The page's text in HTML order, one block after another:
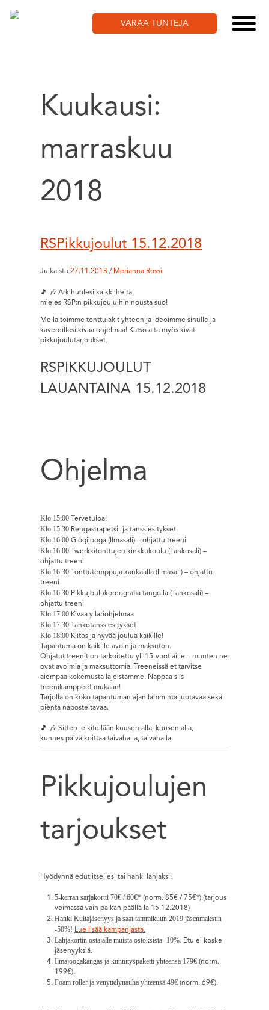
VARAA TUNTEJA
Kuukausi:
marraskuu
2018
RSPikkujoulut 15.12.2018
Julkaistu27.11.2018 / Merianna Rossi
🎵 🎶 Arkihuolesi kaikki heitä,
mieles RSP:n pikkujouluihin nousta suo!
Me laitoimme tonttulakit yhteen ja ideoimme sinulle ja
kavereillesi kivaa ohjelmaa! Katso alta myös kivat
pikkujoulutarjoukset.
RSPIKKUJOULUT
LAUANTAINA 15.12.2018
Ohjelma
Klo 15:00 Tervetuloa!
Klo 15:30 Rengastrapetsi- ja tanssiesitykset
Klo 16:00Glögijooga (Ilmasali) – ohjattu treeni
Klo 16:00 Twerkkitonttujen kinkkukoulu (Tankosali) –
ohjattu treeni
Klo 16:30 Tonttutemppuja kankaalla (Ilmasali) – ohjattu
treeni
Klo 16:30 Pikkujoulukoreografia tangolla (Tankosali) –
ohjattu treeni
Klo 17:00 Kivaa ylläriohjelmaa
Klo 17:30 Tankotanssiesitykset
Klo 18:00 Kiitos ja hyvää joulua kaikille!
Tapahtuma on kaikille avoin ja maksuton.
Ohjatut treenit on tarkoitettu yli 15-vuotiaille – muuten ne
ovat avoimia ja maksuttomia. Treeneissä et tarvitse
aiempaa kokemusta lajeistamme. Nappaa siis
treenikamppeet mukaan!
Tarjolla on koko tapahtuman ajan lämmintä juotavaa sekä
pientä naposteltavaa.
🎵 🎶 Sitten leikitellään kuusen alla, kuusen alla,
kunnes päivä koittaa taivahalla, taivahalla.
Pikkujoulujen
tarjoukset
Hyödynnä edut itsellesi tai hanki lahjaksi!
5-kerran sarjakortti 70€ / 60€*(norm. 85€ / 75€*) (tarjous
voimassa vain paikan päällä la 15.12.2018)
Hanki Kultajäsenyys ja saat tammikuun 2019 jäsenmaksun
-50%! Lue lisää kampanjasta.
Lahjakortin ostajalle muista ostoksista -10%. Etu ei koske
jäsenyyksiä.
Ilmajoogakangas ja kiinnityspaketti yhteensä 179€(norm.
199€).
Foam roller ja venyttelynauha yhteensä 49€(norm. 69€).